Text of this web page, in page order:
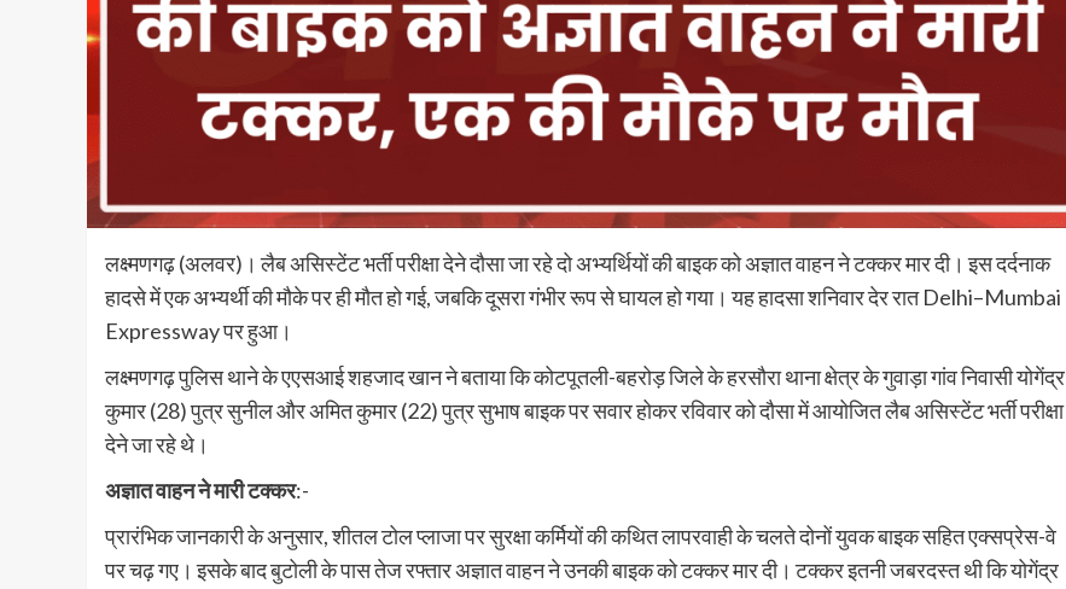
लक्ष्मणगढ़ (अलवर)। लैब असिस्टेंट भर्ती परीक्षा देने दौसा जा रहे दो अभ्यर्थियों की बाइक को अज्ञात वाहन ने टक्कर मार दी। इस दर्दनाक
हादसे में एक अभ्यर्थी की मौके पर ही मौत हो गई, जबकि दूसरा गंभीर रूप से घायल हो गया। यह हादसा शनिवार देर रात Delhi–Mumbai
Expressway पर हुआ।
लक्ष्मणगढ़ पुलिस थाने के एएसआई शहजाद खान ने बताया कि कोटपूतली-बहरोड़ जिले के हरसौरा थाना क्षेत्र के गुवाड़ा गांव निवासी योगेंद्र
कुमार (28) पुत्र सुनील और अमित कुमार (22) पुत्र सुभाष बाइक पर सवार होकर रविवार को दौसा में आयोजित लैब असिस्टेंट भर्ती परीक्षा
देने जा रहे थे।
अज्ञात वाहन ने मारी टक्कर:-
प्रारंभिक जानकारी के अनुसार, शीतल टोल प्लाजा पर सुरक्षा कर्मियों की कथित लापरवाही के चलते दोनों युवक बाइक सहित एक्सप्रेस-वे
पर चढ़ गए। इसके बाद बुटोली के पास तेज रफ्तार अज्ञात वाहन ने उनकी बाइक को टक्कर मार दी। टक्कर इतनी जबरदस्त थी कि योगेंद्र